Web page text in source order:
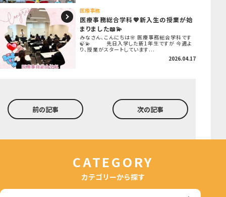
医療事務
医療事務総合学科💖新入生の授業が始
まりました📖💫
みなさん、こんにちは🌸 医療事務総合学科です
🍃💫 先日入学した新1年生ですが 今週よ
り、授業がスタートしています...
2026.04.17
前の記事 次の記事
CATEGORY
カテゴリーから探す